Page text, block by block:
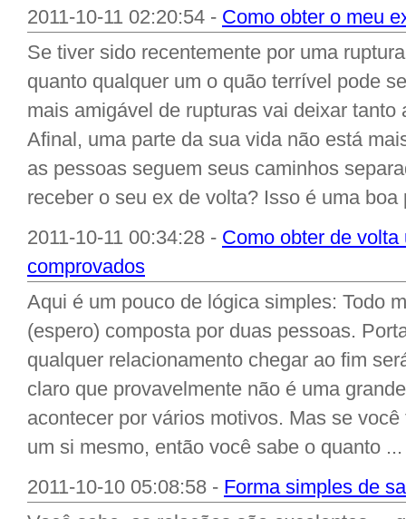
2011-10-11 02:20:54 - Como obter o meu
Se tiver sido recentemente por uma
quanto qualquer um o quão terrível pode
mais amigável de rupturas vai deixar
Afinal, uma parte da sua vida não está
as pessoas seguem seus caminhos
receber o seu ex de volta? Isso é uma boa
2011-10-11 00:34:28 - Como obter de
comprovados
Aqui é um pouco de lógica simples: Todo
(espero) composta por duas pessoas.
qualquer relacionamento chegar ao fim
claro que provavelmente não é uma
acontecer por vários motivos. Mas se
um si mesmo, então você sabe o quanto ...
2011-10-10 05:08:58 - Forma simples de